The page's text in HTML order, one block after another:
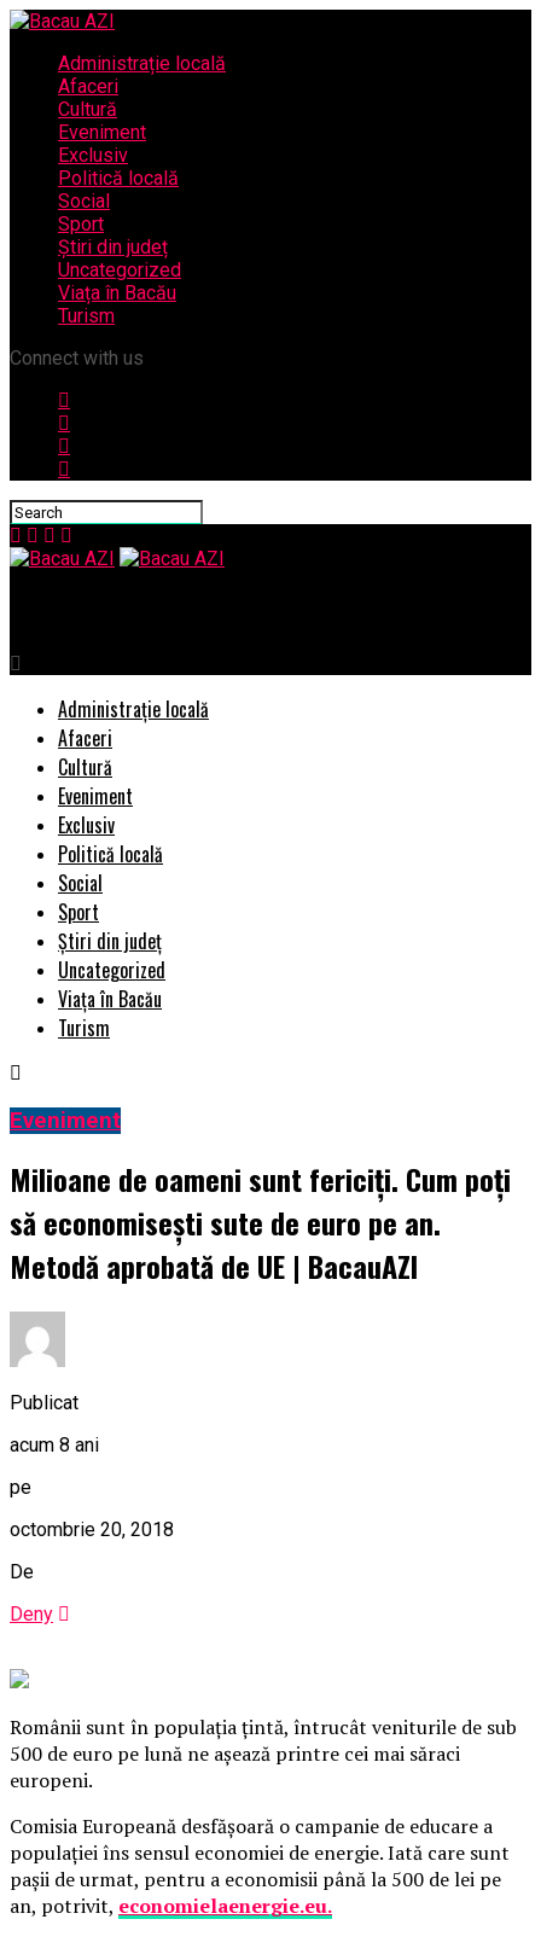
Administrație locală
Afaceri
Cultură
Eveniment
Exclusiv
Politică locală
Social
Sport
Știri din județ
Uncategorized
Viața în Bacău
Turism
Connect with us
Administrație locală
Afaceri
Cultură
Eveniment
Exclusiv
Politică locală
Social
Sport
Știri din județ
Uncategorized
Viața în Bacău
Turism
Eveniment
Milioane de oameni sunt fericiți. Cum poți
să economisești sute de euro pe an.
Metodă aprobată de UE | BacauAZI
Publicat
acum 8 ani
pe
octombrie 20, 2018
De
Deny
Românii sunt în populaţia ţintă, întrucât veniturile de sub
500 de euro pe lună ne aşează printre cei mai săraci
europeni.
Comisia Europeană desfăşoară o campanie de educare a
populaţiei îns sensul economiei de energie. Iată care sunt
paşii de urmat, pentru a economisii până la 500 de lei pe
an, potrivit, economielaenergie.eu.